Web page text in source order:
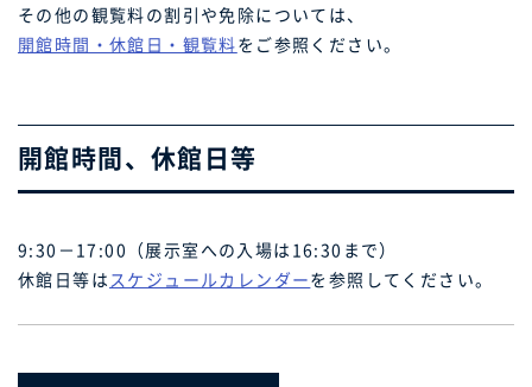
その他の観覧料の割引や免除については、
開館時間・休館日・観覧料をご参照ください。
開館時間、休館日等
9:30－17:00（展示室への入場は16:30まで）
休館日等は スケジュールカレンダーを参照してください。